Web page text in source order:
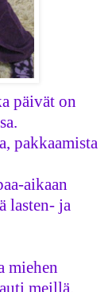
päivät on
pakkaamista
aikaan
lasten- ja
miehen
meillä.